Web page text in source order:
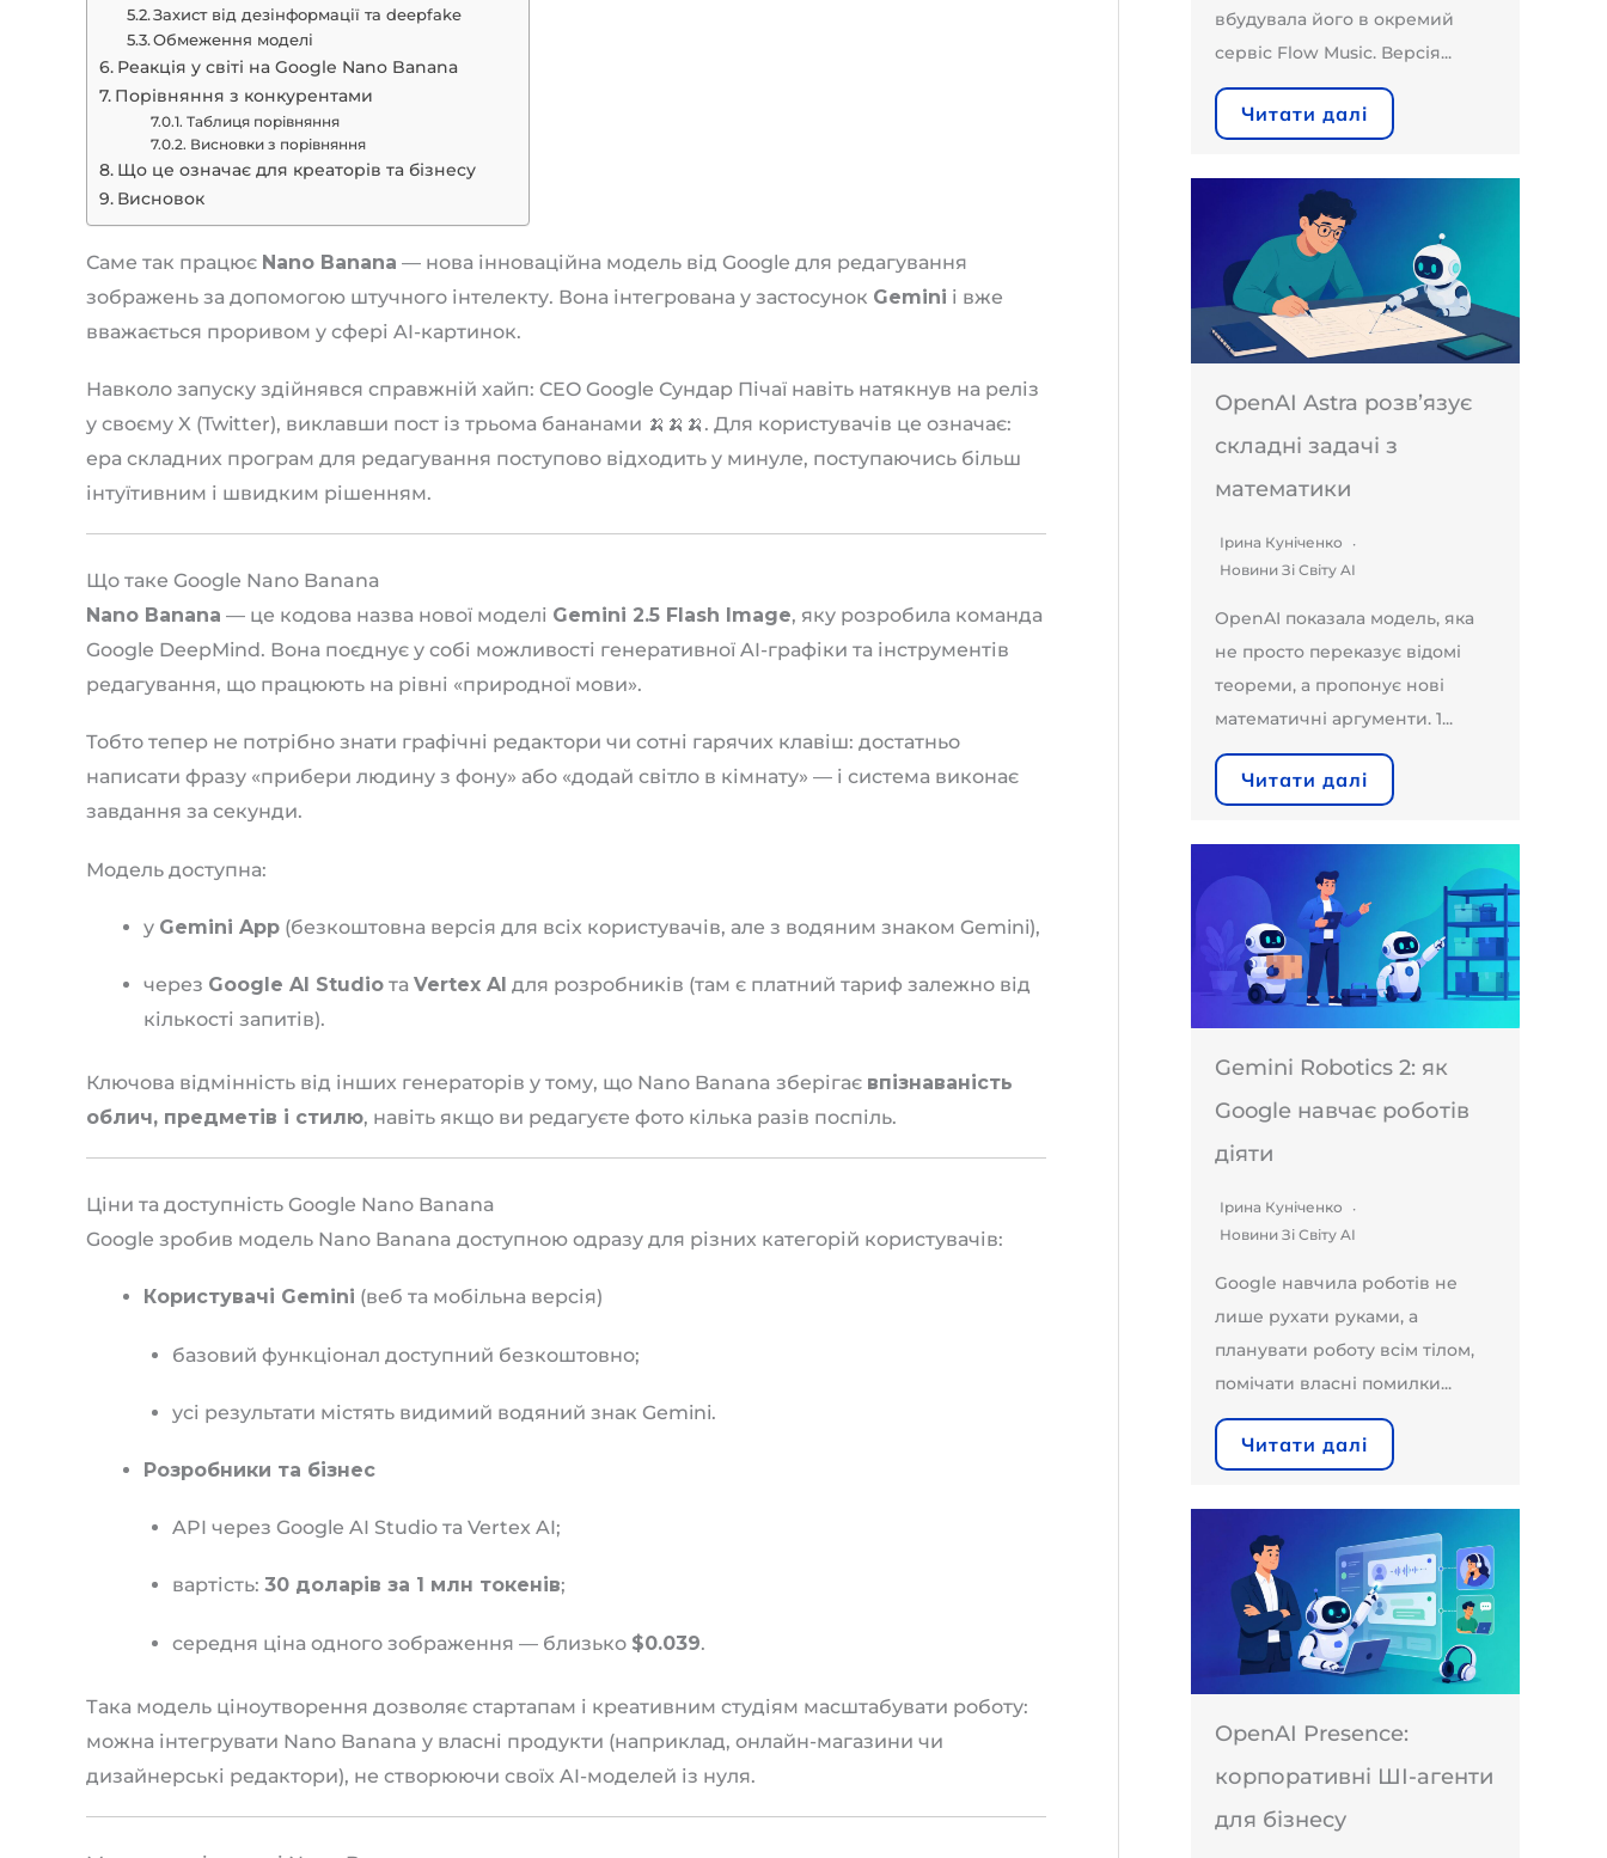
Захист від дезінформації та deepfake
Обмеження моделі
Реакція у світі на Google Nano Banana
Порівняння з конкурентами
Таблиця порівняння
Висновки з порівняння
Що це означає для креаторів та бізнесу
Висновок
Саме так працює Nano Banana — нова інноваційна модель від Google для редагування
зображень за допомогою штучного інтелекту. Вона інтегрована у застосунок Gemini і вже
вважається проривом у сфері AI-картинок.
Навколо запуску здійнявся справжній хайп: CEO Google Сундар Пічаї навіть натякнув на реліз
у своєму X (Twitter), виклавши пост із трьома бананами 🍌🍌🍌. Для користувачів це означає:
ера складних програм для редагування поступово відходить у минуле, поступаючись більш
інтуїтивним і швидким рішенням.
Що таке Google Nano Banana
Nano Banana — це кодова назва нової моделі Gemini 2.5 Flash Image, яку розробила команда
Google DeepMind. Вона поєднує у собі можливості генеративної AI-графіки та інструментів
редагування, що працюють на рівні «природної мови».
Тобто тепер не потрібно знати графічні редактори чи сотні гарячих клавіш: достатньо
написати фразу «прибери людину з фону» або «додай світло в кімнату» — і система виконає
завдання за секунди.
Модель доступна:
у Gemini App (безкоштовна версія для всіх користувачів, але з водяним знаком Gemini),
через Google AI Studio та Vertex AI для розробників (там є платний тариф залежно від
кількості запитів).
Ключова відмінність від інших генераторів у тому, що Nano Banana зберігає впізнаваність
облич, предметів і стилю, навіть якщо ви редагуєте фото кілька разів поспіль.
Ціни та доступність Google Nano Banana
Google зробив модель Nano Banana доступною одразу для різних категорій користувачів:
Користувачі Gemini (веб та мобільна версія)
базовий функціонал доступний безкоштовно;
усі результати містять видимий водяний знак Gemini.
Розробники та бізнес
API через Google AI Studio та Vertex AI;
вартість: 30 доларів за 1 млн токенів;
середня ціна одного зображення — близько $0.039.
Така модель ціноутворення дозволяє стартапам і креативним студіям масштабувати роботу:
можна інтегрувати Nano Banana у власні продукти (наприклад, онлайн-магазини чи
дизайнерські редактори), не створюючи своїх AI-моделей із нуля.
вбудувала його в окремий
сервіс Flow Music. Версія...
Читати далі
OpenAI Astra розв’язує
складні задачі з
математики
Ірина Куніченко
Новини Зі Світу AI
OpenAI показала модель, яка
не просто переказує відомі
теореми, а пропонує нові
математичні аргументи. 1...
Читати далі
Gemini Robotics 2: як
Google навчає роботів
діяти
Ірина Куніченко
Новини Зі Світу AI
Google навчила роботів не
лише рухати руками, а
планувати роботу всім тілом,
помічати власні помилки...
Читати далі
OpenAI Presence:
корпоративні ШІ-агенти
для бізнесу